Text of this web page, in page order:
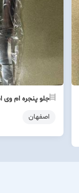
جلو پنجره ام وی ام
اصفهان